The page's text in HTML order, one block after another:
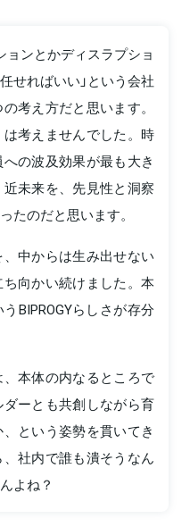
ョンとかディスラプショ
せればいい」という会社
考え方だと思います。
考えませんでした。時
の波及効果が最も大き
未来を、先見性と洞察
たのだと思います。
中からは生み出せない
向かい続けました。本
BIPROGYらしさが存分
本体の内なるところで
ーとも共創しながら育
という姿勢を貫いてき
社内で誰も潰そうなん
よね？